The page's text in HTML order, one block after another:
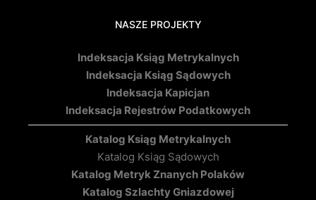
NASZE PROJEKTY
Indeksacja Ksiąg Metrykalnych
Indeksacja Ksiąg Sądowych
Indeksacja Kapicjan
Indeksacja Rejestrów Podatkowych
Katalog Ksiąg Metrykalnych
Katalog Ksiąg Sądowych
Katalog Metryk Znanych Polaków
Katalog Szlachty Gniazdowej